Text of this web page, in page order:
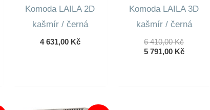
Komoda LAILA 2D
kašmír / černá
4 631,00 Kč
Komoda LAILA 3D
kašmír / černá
6 410,00KčPůvodní
Cena
5 791,00 KčAktuální